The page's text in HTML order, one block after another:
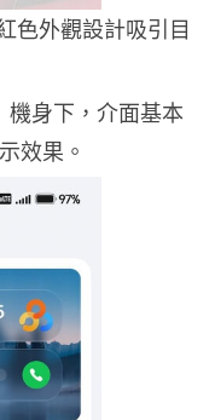
身下，介面基本
效果。